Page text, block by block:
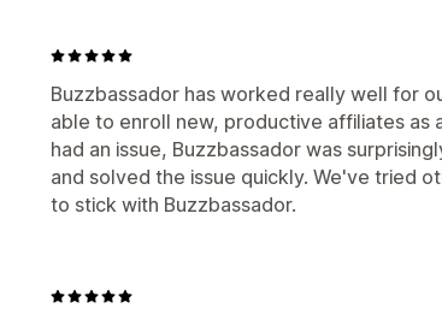
Buzzbassador has worked really well for
able to enroll new, productive affiliates as
had an issue, Buzzbassador was
and solved the issue quickly. We've tried
to stick with Buzzbassador.